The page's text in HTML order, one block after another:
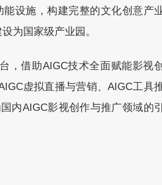
设施，构建完整的文化创意产
为国家级产业园。
，借助AIGC技术全面赋能影视创
虚拟直播与营销、AIGC工具
内AIGC影视创作与推广领域的引